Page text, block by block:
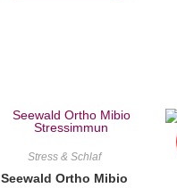
Stress & Schlaf
Seewald Ortho Mibio